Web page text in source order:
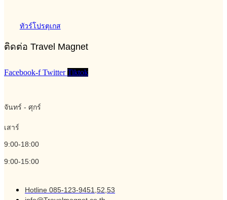
ทัวร์โปรตุเกส
ติดต่อ Travel Magnet
Facebook-f Twitter Tiktok
จันทร์ - ศุกร์
เสาร์
9:00-18:00
9:00-15:00
Hotline 085-123-9451,52,53